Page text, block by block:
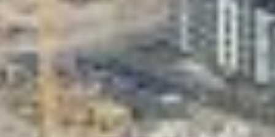
Valon Kaupunki
Lasten Lysti & LystiKylä-festivaali
Ohje
English